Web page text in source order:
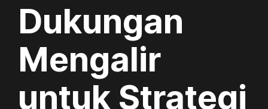
Dukungan
Mengalir
untuk Strategi